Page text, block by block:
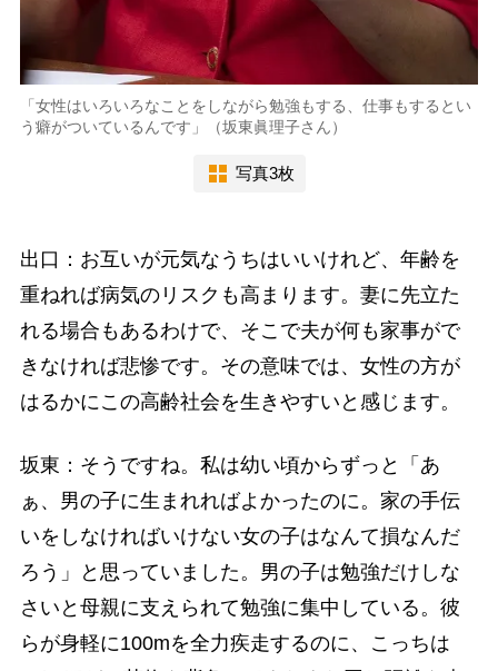
「女性はいろいろなことをしながら勉強もする、仕事もするとい
う癖がついているんです」（坂東眞理子さん）
写真3枚
出口：お互いが元気なうちはいいけれど、年齢を
重ねれば病気のリスクも高まります。妻に先立た
れる場合もあるわけで、そこで夫が何も家事がで
きなければ悲惨です。その意味では、女性の方が
はるかにこの高齢社会を生きやすいと感じます。
坂東：そうですね。私は幼い頃からずっと「あ
ぁ、男の子に生まれればよかったのに。家の手伝
いをしなければいけない女の子はなんて損なんだ
ろう」と思っていました。男の子は勉強だけしな
さいと母親に支えられて勉強に集中している。彼
らが身軽に100mを全力疾走するのに、こっちは